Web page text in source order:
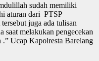
sudah memiliki
aturan dari PTSP
juga ada tulisan
saat melakukan pengecekan
Ucap Kapolresta Barelang